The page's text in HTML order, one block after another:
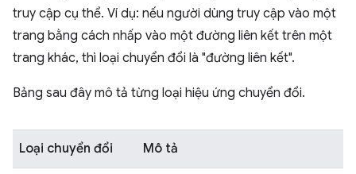
truy cập cụ thể. Ví dụ: nếu người dùng truy cập vào một
trang bằng cách nhấp vào một đường liên kết trên một
trang khác, thì loại chuyển đổi là "đường liên kết".
Bảng sau đây mô tả từng loại hiệu ứng chuyển đổi.
Loại chuyển đổi Mô tả